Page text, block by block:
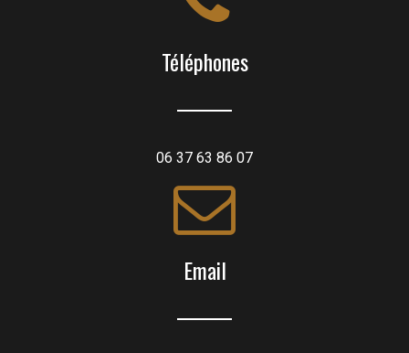
Téléphones
06 37 63 86 07
Email